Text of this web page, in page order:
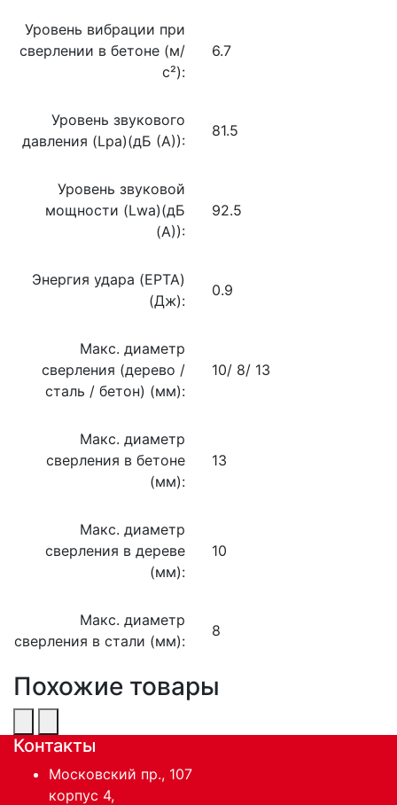
Уровень вибрации при
сверлении в бетоне (м/
с²):
6.7
Уровень звукового
давления (Lpa)(дБ (А)):
81.5
Уровень звуковой
мощности (Lwa)(дБ
(А)):
92.5
Энергия удара (EPTA)
(Дж):
0.9
Макс. диаметр
сверления (дерево /
сталь / бетон) (мм):
10/ 8/ 13
Макс. диаметр
сверления в бетоне
(мм):
13
Макс. диаметр
сверления в дереве
(мм):
10
Макс. диаметр
сверления в стали (мм):
8
Похожие товары
Контакты
Московский пр., 107
корпус 4,